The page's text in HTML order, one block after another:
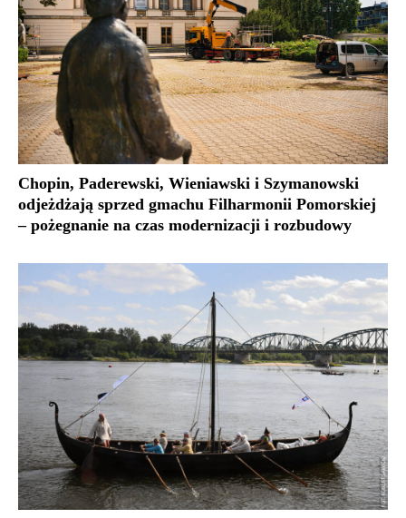
Chopin, Paderewski, Wieniawski i Szymanowski
odjeżdżają sprzed gmachu Filharmonii Pomorskiej
– pożegnanie na czas modernizacji i rozbudowy